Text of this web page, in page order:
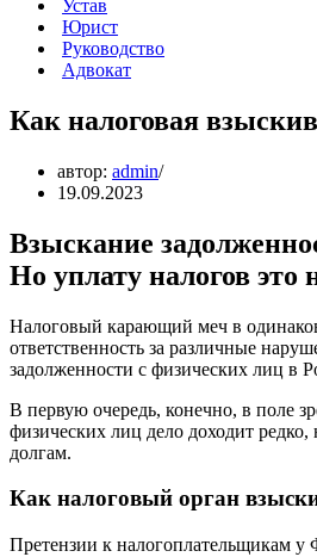
Устав
Юрист
Руководство
Адвокат
Как налоговая
автор: admin
19.09.2023
Взыскание
Но уплату налогов это
Налоговый карающий меч в
ответственность за различные
задолженности с физических лиц в
В первую очередь, конечно, в поле
физических лиц дело доходит
долгам.
Как налоговый орган
Претензии к налогоплательщикам у